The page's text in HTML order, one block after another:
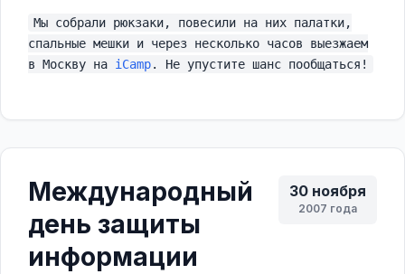
Мы собрали рюкзаки, повесили на них палатки,
спальные мешки и через несколько часов выезжаем
в Москву на iCamp. Не упустите шанс пообщаться!
30 ноября
2007 года
Международный
день защиты
информации